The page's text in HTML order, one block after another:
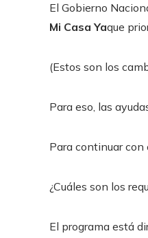
El Gobierno
Mi Casa Yaque
(Estos son los
Para eso, las
Para continuar
¿Cuáles son los
El programa está